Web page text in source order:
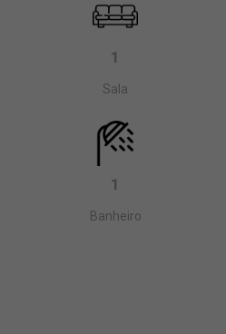
1
Sala
1
Banheiro